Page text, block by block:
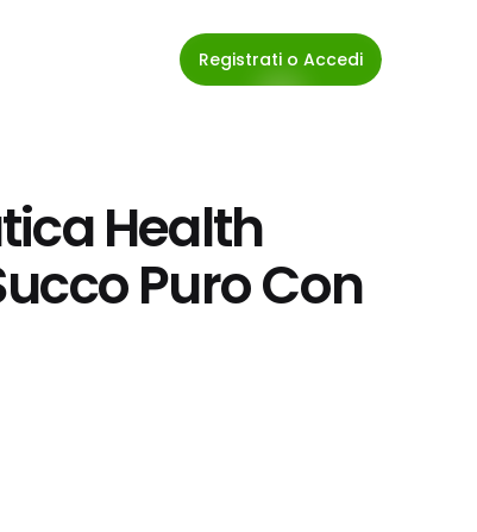
Registrati o Accedi
Health
Puro Con